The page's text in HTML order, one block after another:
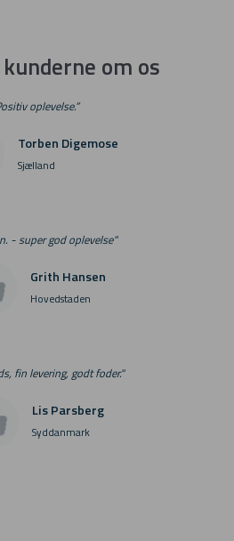
om os
oplevelse.”
Torben Digemose
Sjælland
- super god oplevelse"
Grith Hansen
Hovedstaden
fin levering, godt foder."
Lis Parsberg
Syddanmark